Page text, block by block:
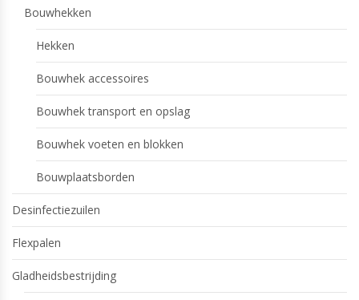
Bouwhekken
Hekken
Bouwhek accessoires
Bouwhek transport en opslag
Bouwhek voeten en blokken
Bouwplaatsborden
Desinfectiezuilen
Flexpalen
Gladheidsbestrijding